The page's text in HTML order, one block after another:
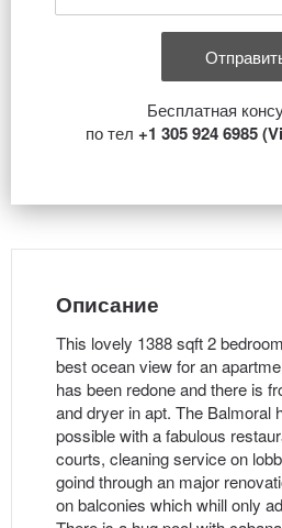
Бесплатная
по тел +1 305 924 6985
Описание
This lovely 1388 sqft 2
best ocean view for an
has been redone and there is
and dryer in apt. The Balmoral
possible with a fabulous
courts, cleaning service on
goind through an major
on balconies which whill only